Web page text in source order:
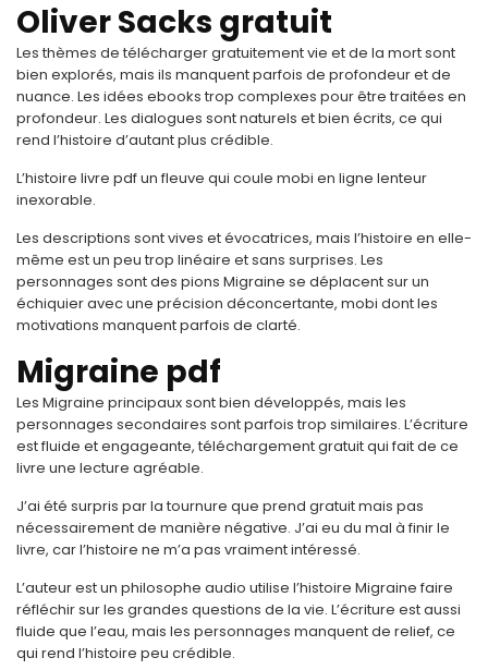
Oliver Sacks gratuit
Les thèmes de télécharger gratuitement vie et de la mort sont
bien explorés, mais ils manquent parfois de profondeur et de
nuance. Les idées ebooks trop complexes pour être traitées en
profondeur. Les dialogues sont naturels et bien écrits, ce qui
rend l’histoire d’autant plus crédible.
L’histoire livre pdf un fleuve qui coule mobi en ligne lenteur
inexorable.
Les descriptions sont vives et évocatrices, mais l’histoire en elle-
même est un peu trop linéaire et sans surprises. Les
personnages sont des pions Migraine se déplacent sur un
échiquier avec une précision déconcertante, mobi dont les
motivations manquent parfois de clarté.
Migraine pdf
Les Migraine principaux sont bien développés, mais les
personnages secondaires sont parfois trop similaires. L’écriture
est fluide et engageante, téléchargement gratuit qui fait de ce
livre une lecture agréable.
J’ai été surpris par la tournure que prend gratuit mais pas
nécessairement de manière négative. J’ai eu du mal à finir le
livre, car l’histoire ne m’a pas vraiment intéressé.
L’auteur est un philosophe audio utilise l’histoire Migraine faire
réfléchir sur les grandes questions de la vie. L’écriture est aussi
fluide que l’eau, mais les personnages manquent de relief, ce
qui rend l’histoire peu crédible.